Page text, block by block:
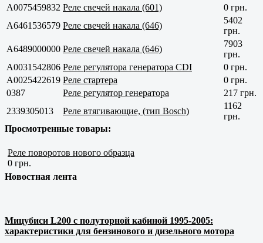
A0075459832 Реле свечей накала (601)
0 грн.
A6461536579 Реле свечей накала (646)
5402
грн.
A6489000000 Реле свечей накала (646)
7903
грн.
A0031542806 Реле регулятора генератора CDI
0 грн.
A0025422619 Реле стартера
0 грн.
0387
Реле регулятор генератора
217 грн.
2339305013
Реле втягивающие, (тип Bosch)
1162
грн.
Просмотренные товары:
Реле поворотов нового образца
0 грн.
Новостная лента
Мицубиси L200 с полуторной кабиной 1995-2005:
характеристики для бензинового и дизельного мотора